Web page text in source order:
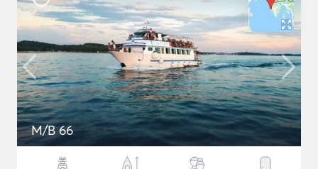
M/B 66